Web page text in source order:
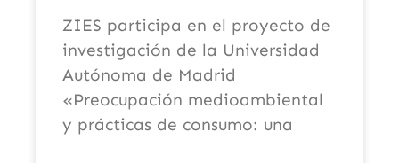
ZIES participa en el proyecto de
investigación de la Universidad
Autónoma de Madrid
«Preocupación medioambiental
y prácticas de consumo: una